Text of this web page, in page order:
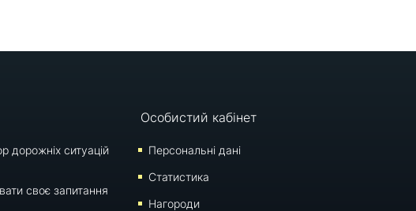
дорожніх ситуацій
своє запитання
Особистий кабінет
Персональні дані
Статистика
Нагороди